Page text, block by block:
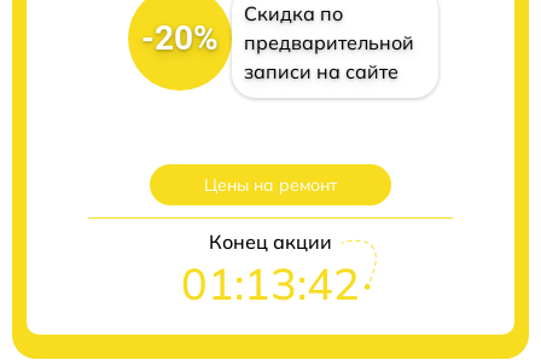
-20%
Скидка по
предварительной
записи на сайте
Цены на ремонт
Конец акции
01:13:41